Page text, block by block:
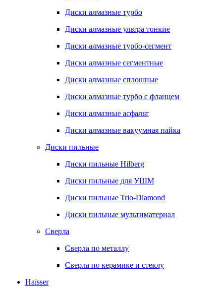
Диски алмазные турбо
Диски алмазные ультра тонкие
Диски алмазные турбо-сегмент
Диски алмазные сегментные
Диски алмазные сплошные
Диски алмазные турбо с фланцем
Диски алмазные асфальт
Диски алмазные вакуумная пайка
Диски пильные
Диски пильные Hilberg
Диски пильные для УШМ
Диски пильные Trio-Diamond
Диски пильные мультиматериал
Сверла
Сверла по металлу
Сверла по керамике и стеклу
Haisser